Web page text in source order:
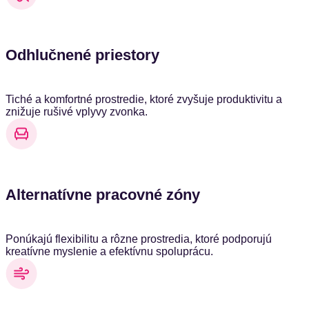
Odhlučnené priestory
Tiché a komfortné prostredie, ktoré zvyšuje produktivitu a
znižuje rušivé vplyvy zvonka.
Alternatívne pracovné zóny
Ponúkajú flexibilitu a rôzne prostredia, ktoré podporujú
kreatívne myslenie a efektívnu spoluprácu.